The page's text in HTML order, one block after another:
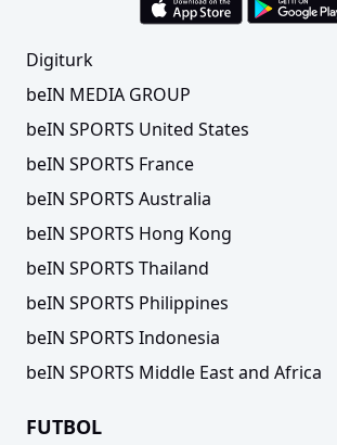
Digiturk
beIN MEDIA GROUP
beIN SPORTS United States
beIN SPORTS France
beIN SPORTS Australia
beIN SPORTS Hong Kong
beIN SPORTS Thailand
beIN SPORTS Philippines
beIN SPORTS Indonesia
beIN SPORTS Middle East and Africa
FUTBOL